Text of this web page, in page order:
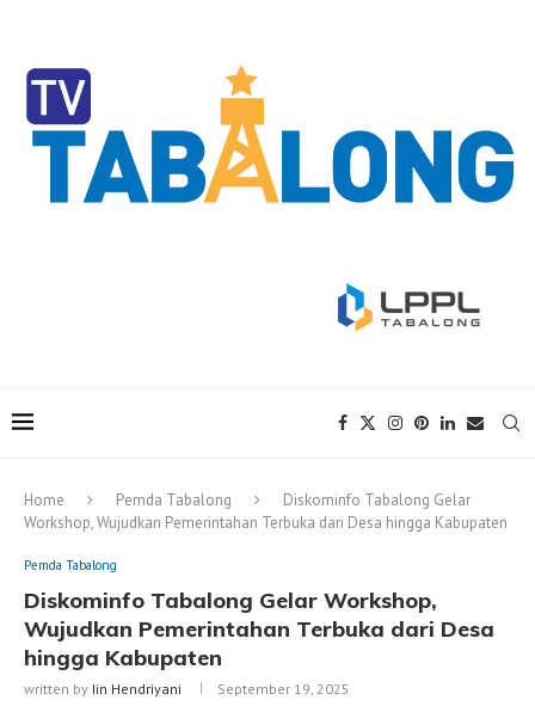
Home Pemda Tabalong
Diskominfo Tabalong Gelar
Workshop, Wujudkan Pemerintahan Terbuka dari Desa hingga Kabupaten
Pemda Tabalong
Diskominfo Tabalong Gelar Workshop,
Wujudkan Pemerintahan Terbuka dari Desa
hingga Kabupaten
written by Iin Hendriyani September 19, 2025